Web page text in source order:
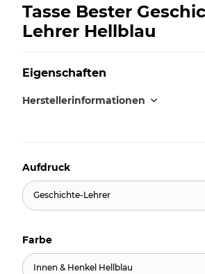
Tasse Bester
Lehrer Hellblau
Eigenschaften
Herstellerinformationen
Aufdruck
Geschichte-Lehrer
Farbe
Innen & Henkel Hellblau